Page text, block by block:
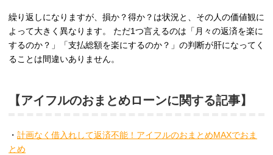
繰り返しになりますが、損か？得か？は状況と、その人の価値観に
よって大きく異なります。 ただ1つ言えるのは「月々の返済を楽に
するのか？」「支払総額を楽にするのか？」の判断が肝になってく
ることは間違いありません。
【アイフルのおまとめローンに関する記事】
・ 計画なく借入れして返済不能！アイフルのおまとめMAXでおま
とめ